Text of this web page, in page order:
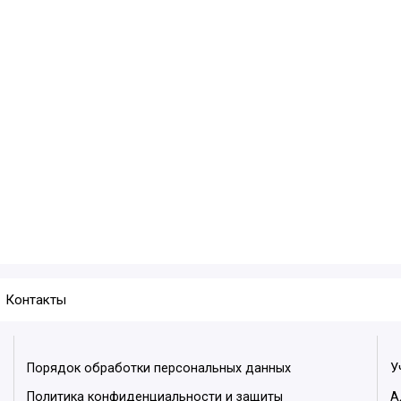
Контакты
Порядок обработки персональных данных
Политика конфиденциальности и защиты